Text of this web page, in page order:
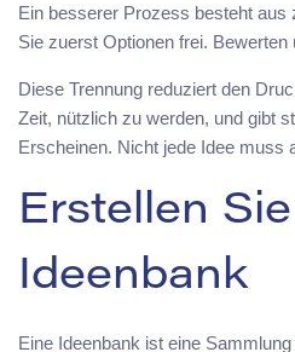
Ein besserer Prozess besteht aus
Sie zuerst Optionen frei.
Diese Trennung reduziert den
Zeit, nützlich zu werden, und gibt
Erscheinen. Nicht jede Idee muss
Erstellen
Ideenbank
Eine Ideenbank ist eine